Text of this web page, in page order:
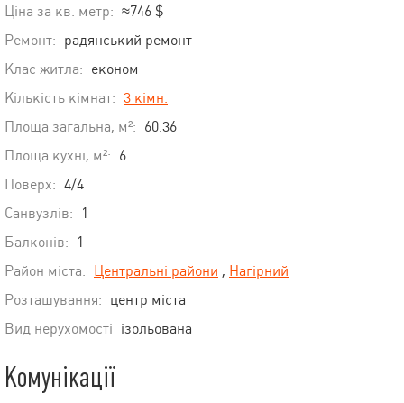
Ціна за кв. метр: ≈746 $
Ремонт: радянський ремонт
Клас житла: економ
Кількість кімнат: 3 кімн.
Площа загальна, м²: 60.36
Площа кухні, м²: 6
Поверх: 4/4
Санвузлів:
1
Балконів:
1
Район міста: Центральні райони , Нагірний
Розташування: центр міста
Вид нерухомості ізольована
Комунікації